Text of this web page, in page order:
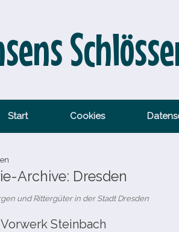
Start Cookies
Archive: Dresden
und Rittergüter in der Stadt Dresden
Steinbach